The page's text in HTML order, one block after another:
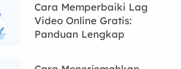
Cara Memperbaiki Lag
Video Online Gratis:
Panduan Lengkap